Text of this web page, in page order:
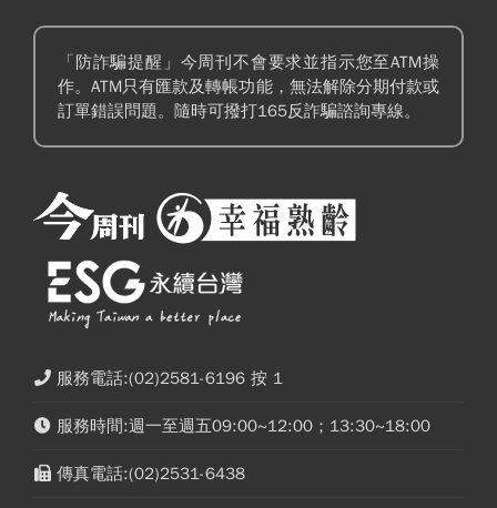
「防詐騙提醒」今周刊不會要求並指示您至ATM操
作。ATM只有匯款及轉帳功能，無法解除分期付款或
訂單錯誤問題。隨時可撥打165反詐騙諮詢專線。
服務電話:(02)2581-6196 按 1
服務時間:週一至週五09:00~12:00；13:30~18:00
傳真電話:(02)2531-6438